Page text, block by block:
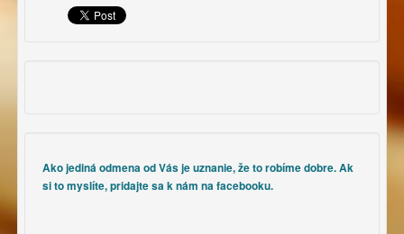
Ako jediná odmena od Vás je uznanie, že to robíme dobre. Ak
si to myslíte, pridajte sa k nám na facebooku.